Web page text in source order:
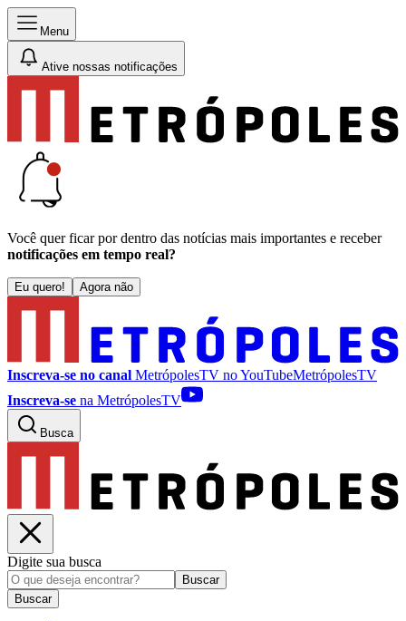
Menu
Ative nossas notificações
Você quer ficar por dentro das notícias mais importantes e receber
notificações em tempo real?
Eu quero! Agora não
Inscreva-se no canal MetrópolesTV noYouTubeMetrópolesTV
Inscreva-se na MetrópolesTV
Busca
Digite sua busca
Buscar
Buscar